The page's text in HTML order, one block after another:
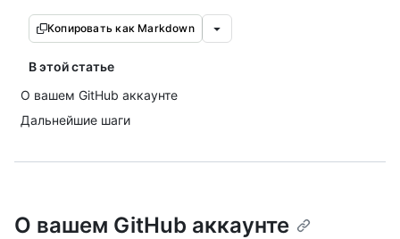
Копировать как Markdown
В этой статье
О вашем GitHub аккаунте
Дальнейшие шаги
О вашем GitHub аккаунте